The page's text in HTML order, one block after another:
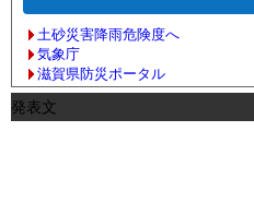
土砂災害降雨危険度へ
気象庁
滋賀県防災ポータル
発表文